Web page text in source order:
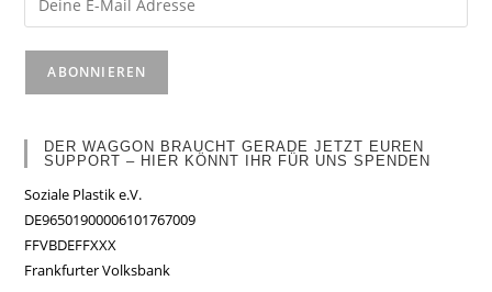
DER WAGGON BRAUCHT GERADE JETZT EUREN
SUPPORT – HIER KÖNNT IHR FÜR UNS SPENDEN
Soziale Plastik e.V.
DE96501900006101767009
FFVBDEFFXXX
Frankfurter Volksbank